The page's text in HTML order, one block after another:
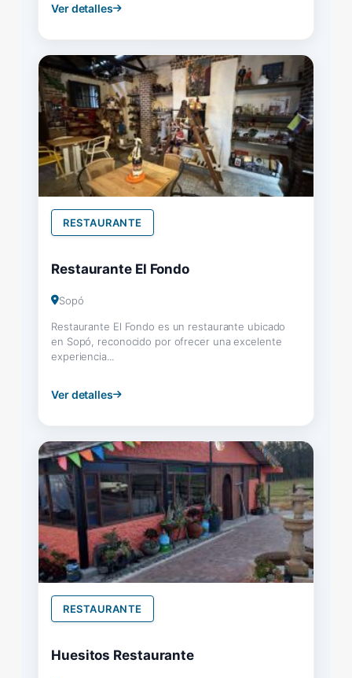
Ver detalles
RESTAURANTE
Restaurante El Fondo
Sopó
Restaurante El Fondo es un restaurante ubicado
en Sopó, reconocido por ofrecer una excelente
experiencia...
Ver detalles
RESTAURANTE
Huesitos Restaurante